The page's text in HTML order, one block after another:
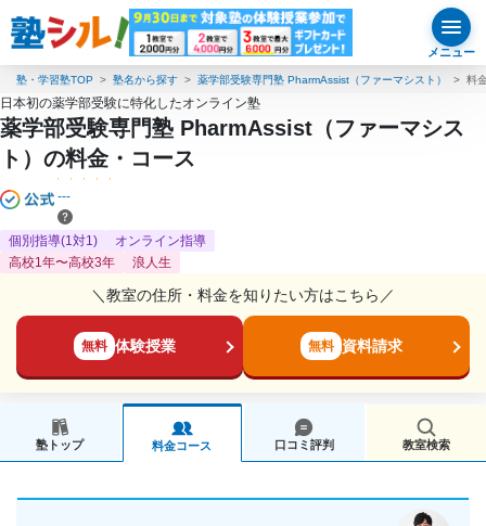
メニュー
塾・学習塾TOP 塾名から探す 薬学部受験専門塾 PharmAssist（ファーマシスト） 料
日本初の薬学部受験に特化したオンライン塾
薬学部受験専門塾 PharmAssist（ファーマシス
ト）の料金・コース
---
個別指導(1対1)
オンライン指導
高校1年〜高校3年
浪人生
＼教室の住所・料金を知りたい方はこちら／
無料 体験授業 無料 資料請求
塾トップ 料金コース 口コミ評判 教室検索